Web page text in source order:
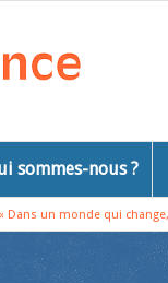
sommes-nous ?
« Dans un monde qui